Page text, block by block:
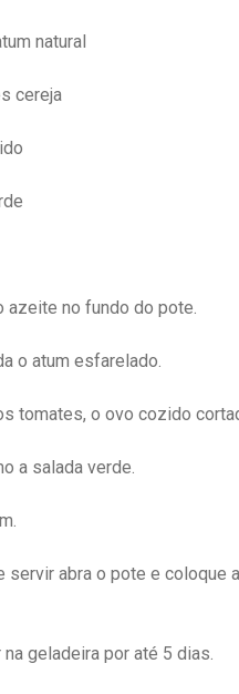
natural
cereja
azeite no fundo do pote.
o atum esfarelado.
tomates, o ovo cozido
a salada verde.
servir abra o pote e coloque
geladeira por até 5 dias.